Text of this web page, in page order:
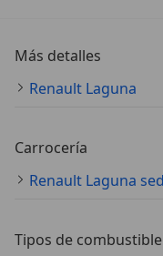
Más detalles
Renault Laguna
Carrocería
Renault Laguna
Tipos de combustible